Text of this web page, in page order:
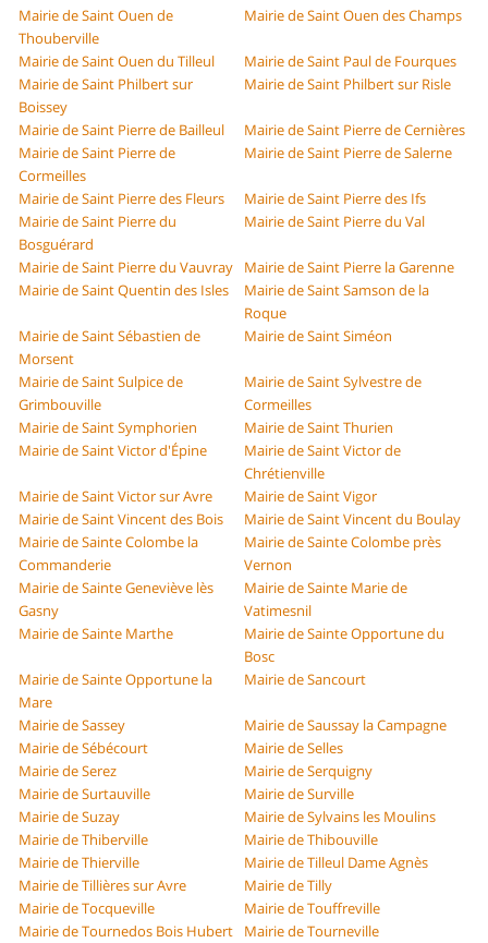
Mairie de Saint Ouen de
Thouberville
Mairie de Saint Ouen des Champs
Mairie de Saint Ouen du Tilleul
Mairie de Saint Paul de Fourques
Mairie de Saint Philbert sur
Boissey
Mairie de Saint Philbert sur Risle
Mairie de Saint Pierre de Bailleul
Mairie de Saint Pierre de Cernières
Mairie de Saint Pierre de
Cormeilles
Mairie de Saint Pierre de Salerne
Mairie de Saint Pierre des Fleurs
Mairie de Saint Pierre des Ifs
Mairie de Saint Pierre du
Bosguérard
Mairie de Saint Pierre du Val
Mairie de Saint Pierre du Vauvray
Mairie de Saint Pierre la Garenne
Mairie de Saint Quentin des Isles
Mairie de Saint Samson de la
Roque
Mairie de Saint Sébastien de
Morsent
Mairie de Saint Siméon
Mairie de Saint Sulpice de
Grimbouville
Mairie de Saint Sylvestre de
Cormeilles
Mairie de Saint Symphorien
Mairie de Saint Thurien
Mairie de Saint Victor d'Épine
Mairie de Saint Victor de
Chrétienville
Mairie de Saint Victor sur Avre
Mairie de Saint Vigor
Mairie de Saint Vincent des Bois
Mairie de Saint Vincent du Boulay
Mairie de Sainte Colombe la
Commanderie
Mairie de Sainte Colombe près
Vernon
Mairie de Sainte Geneviève lès
Gasny
Mairie de Sainte Marie de
Vatimesnil
Mairie de Sainte Marthe
Mairie de Sainte Opportune du
Bosc
Mairie de Sainte Opportune la
Mare
Mairie de Sancourt
Mairie de Sassey
Mairie de Saussay la Campagne
Mairie de Sébécourt
Mairie de Selles
Mairie de Serez
Mairie de Serquigny
Mairie de Surtauville
Mairie de Surville
Mairie de Suzay
Mairie de Sylvains les Moulins
Mairie de Thiberville
Mairie de Thibouville
Mairie de Thierville
Mairie de Tilleul Dame Agnès
Mairie de Tillières sur Avre
Mairie de Tilly
Mairie de Tocqueville
Mairie de Touffreville
Mairie de Tournedos Bois Hubert
Mairie de Tourneville